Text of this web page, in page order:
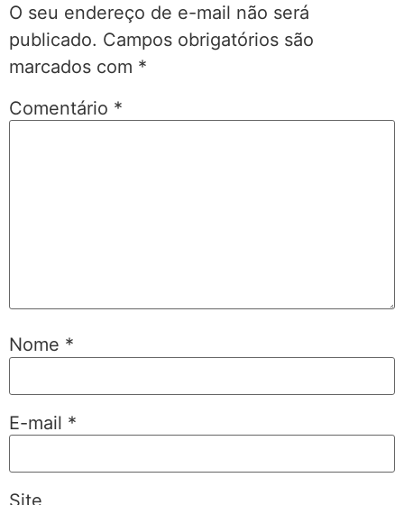
O seu endereço de e-mail não será
publicado. Campos obrigatórios são
marcados com *
Comentário *
Nome *
E-mail *
Site